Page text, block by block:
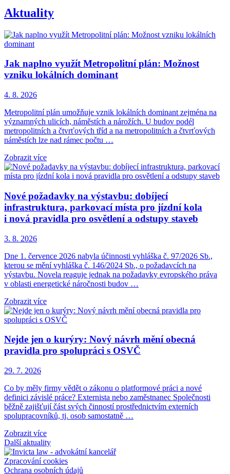
Aktuality
Jak naplno využít Metropolitní plán: Možnost
vzniku lokálních dominant
4. 8. 2026
Metropolitní plán umožňuje vznik lokálních dominant zejména na
významných ulicích, náměstích a nárožích. U budov podél
metropolitních a čtvrťových tříd a na metropolitních a čtvrťových
náměstích lze nad rámec počtu …
Zobrazit více
Nové požadavky na výstavbu: dobíjecí
infrastruktura, parkovací místa pro jízdní kola
i nová pravidla pro osvětlení a odstupy staveb
3. 8. 2026
Dne 1. července 2026 nabyla účinnosti vyhláška č. 97/2026 Sb.,
kterou se mění vyhláška č. 146/2024 Sb., o požadavcích na
výstavbu. Novela reaguje jednak na požadavky evropského práva
v oblasti energetické náročnosti budov …
Zobrazit více
Nejde jen o kurýry: Nový návrh mění obecná
pravidla pro spolupráci s OSVČ
29. 7. 2026
Co by měly firmy vědět o zákonu o platformové práci a nové
definici závislé práce? Externista nebo zaměstnanec Společnosti
běžně zajišťují část svých činností prostřednictvím externích
spolupracovníků, tj. osob samostatně …
Zobrazit více
Další aktuality
Zpracování cookies
Ochrana osobních údajů